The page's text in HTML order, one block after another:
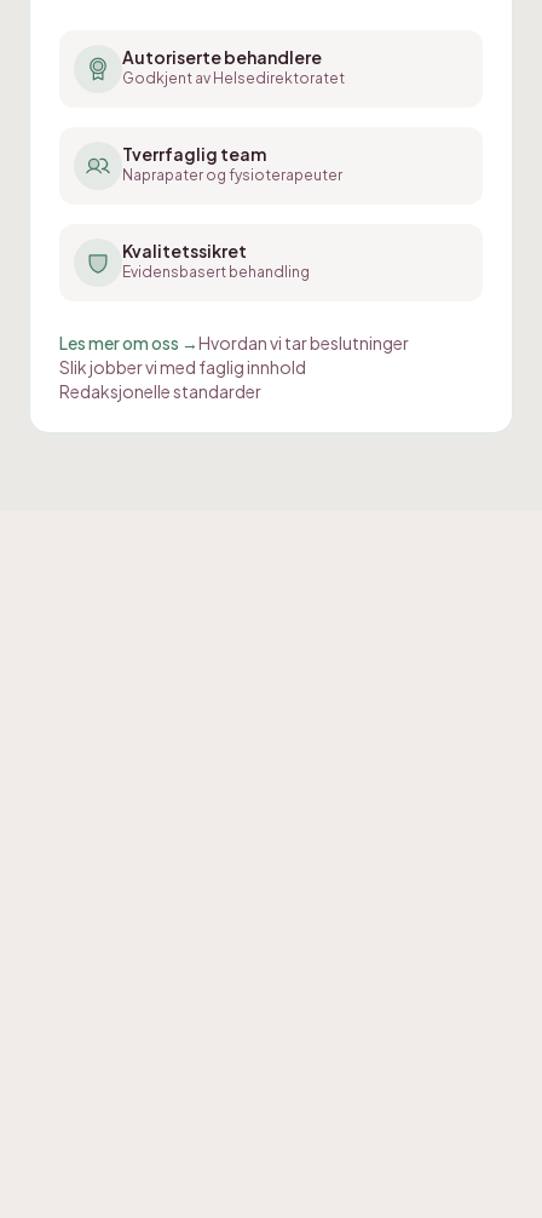
Autoriserte behandlere
Godkjent av Helsedirektoratet
Tverrfaglig team
Naprapater og fysioterapeuter
Kvalitetssikret
Evidensbasert behandling
Les mer om oss →Hvordan vi tar beslutninger
Slik jobber vi med faglig innhold
Redaksjonelle standarder